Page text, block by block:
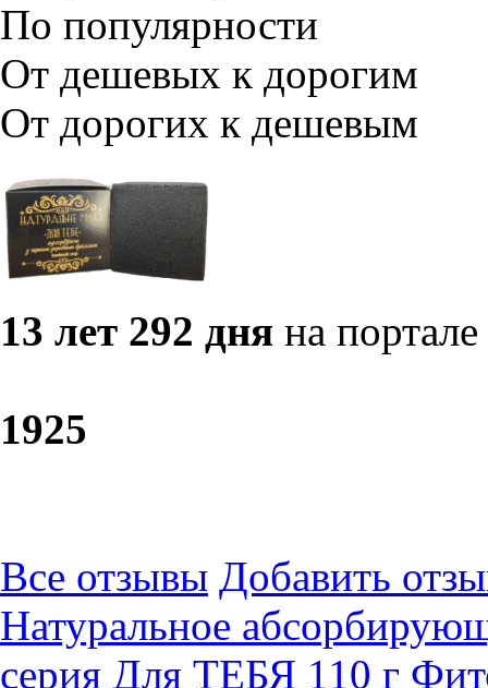
По популярности
От дешевых к дорогим
От дорогих к дешевым
13 лет 292 дня на портале
1925
Все отзывы Добавить
Натуральное
серия Для ТЕБЯ 110 г